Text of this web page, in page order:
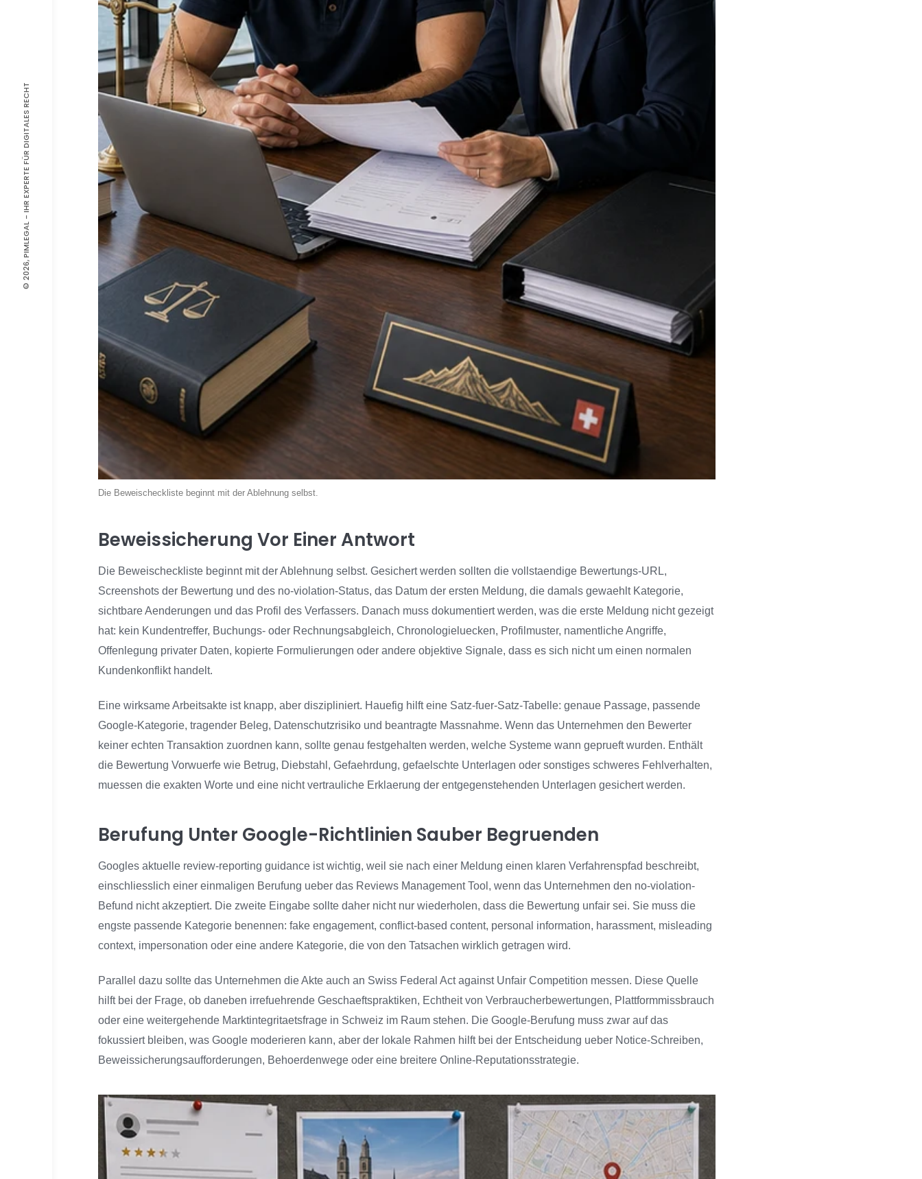
© 2026, PIMLEGAL - IHR EXPERTE FÜR DIGITALES RECHT
Die Beweischeckliste beginnt mit der Ablehnung selbst.
Beweissicherung Vor Einer Antwort
Die Beweischeckliste beginnt mit der Ablehnung selbst. Gesichert werden sollten die vollstaendige Bewertungs-URL,
Screenshots der Bewertung und des no-violation-Status, das Datum der ersten Meldung, die damals gewaehlt Kategorie,
sichtbare Aenderungen und das Profil des Verfassers. Danach muss dokumentiert werden, was die erste Meldung nicht gezeigt
hat: kein Kundentreffer, Buchungs- oder Rechnungsabgleich, Chronologieluecken, Profilmuster, namentliche Angriffe,
Offenlegung privater Daten, kopierte Formulierungen oder andere objektive Signale, dass es sich nicht um einen normalen
Kundenkonflikt handelt.
Eine wirksame Arbeitsakte ist knapp, aber diszipliniert. Hauefig hilft eine Satz-fuer-Satz-Tabelle: genaue Passage, passende
Google-Kategorie, tragender Beleg, Datenschutzrisiko und beantragte Massnahme. Wenn das Unternehmen den Bewerter
keiner echten Transaktion zuordnen kann, sollte genau festgehalten werden, welche Systeme wann geprueft wurden. Enthält
die Bewertung Vorwuerfe wie Betrug, Diebstahl, Gefaehrdung, gefaelschte Unterlagen oder sonstiges schweres Fehlverhalten,
muessen die exakten Worte und eine nicht vertrauliche Erklaerung der entgegenstehenden Unterlagen gesichert werden.
Berufung Unter Google-Richtlinien Sauber Begruenden
Googles aktuelle review-reporting guidance ist wichtig, weil sie nach einer Meldung einen klaren Verfahrenspfad beschreibt,
einschliesslich einer einmaligen Berufung ueber das Reviews Management Tool, wenn das Unternehmen den no-violation-
Befund nicht akzeptiert. Die zweite Eingabe sollte daher nicht nur wiederholen, dass die Bewertung unfair sei. Sie muss die
engste passende Kategorie benennen: fake engagement, conflict-based content, personal information, harassment, misleading
context, impersonation oder eine andere Kategorie, die von den Tatsachen wirklich getragen wird.
Parallel dazu sollte das Unternehmen die Akte auch an Swiss Federal Act against Unfair Competition messen. Diese Quelle
hilft bei der Frage, ob daneben irrefuehrende Geschaeftspraktiken, Echtheit von Verbraucherbewertungen, Plattformmissbrauch
oder eine weitergehende Marktintegritaetsfrage in Schweiz im Raum stehen. Die Google-Berufung muss zwar auf das
fokussiert bleiben, was Google moderieren kann, aber der lokale Rahmen hilft bei der Entscheidung ueber Notice-Schreiben,
Beweissicherungsaufforderungen, Behoerdenwege oder eine breitere Online-Reputationsstrategie.